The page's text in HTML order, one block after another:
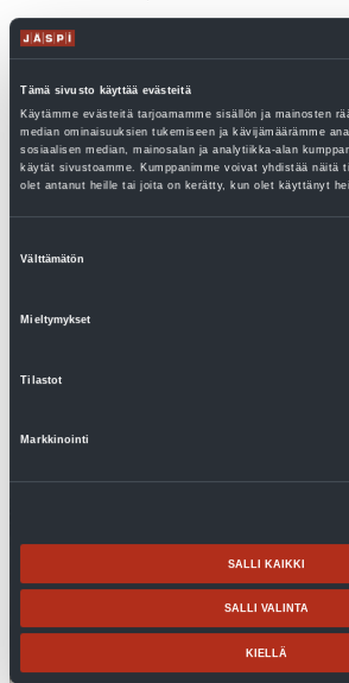
Tämä sivusto käyttää evästeitä
Käytämme evästeitä tarjoamamme sisällön ja mainosten
median ominaisuuksien tukemiseen ja kävijämäärämme
sosiaalisen median, mainosalan ja analytiikka-alan
käytät sivustoamme. Kumppanimme voivat yhdistää näitä
olet antanut heille tai joita on kerätty, kun olet käyttänyt
Välttämätön
Mieltymykset
Tilastot
Markkinointi
SALLI KAIKKI
SALLI VALINTA
KIELLÄ
Ennen kaikkea pariskunta halusi
mahdollisimman energiatehokas ja
ilmastonmuutoksen hillinnän
lisäävät suunnitellut aurinkopaneelit,
yhdistää maalämpöpumppuun.
kohtuullisuuteen.
luksus-, normaali- tai säästötasolle.